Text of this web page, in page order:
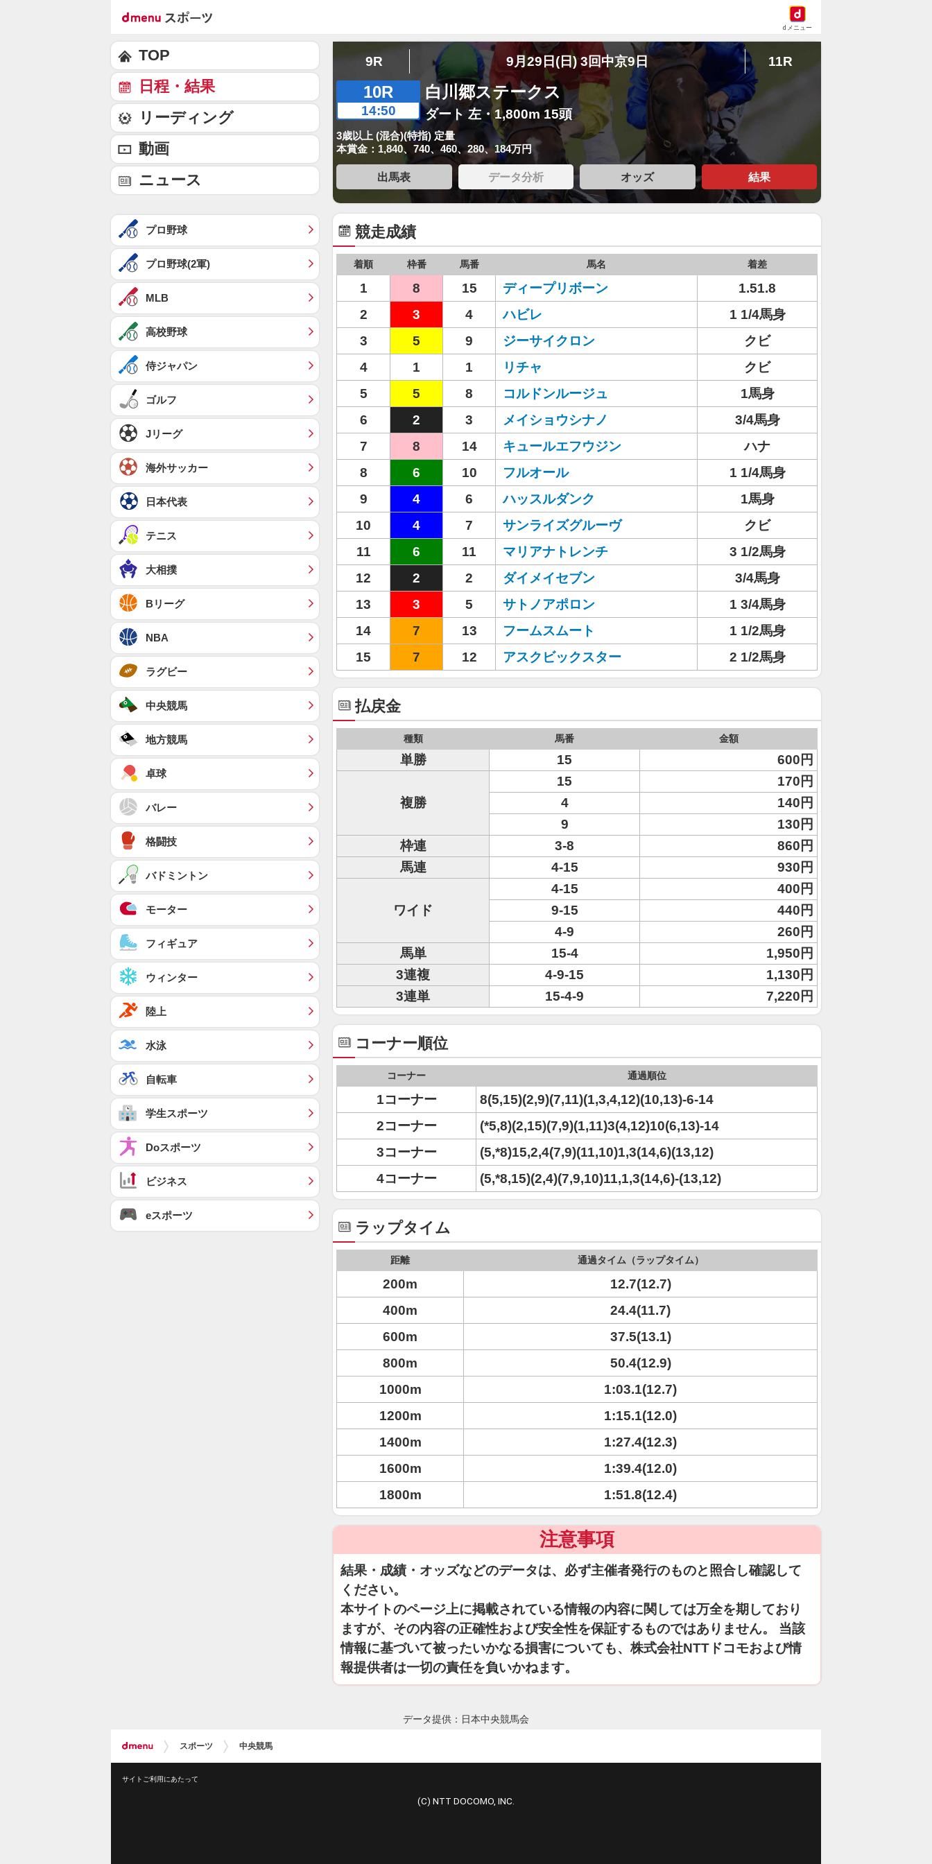
dメニュー
9R 9月29日(日) 3回中京9日 11R
10R
14:50
白川郷ステークス
ダート 左・1,800m 15頭
3歳以上 (混合)(特指) 定量
本賞金：1,840、740、460、280、184万円
出馬表 データ分析 オッズ 結果
競走成績
着順 枠番 馬番 馬名 着差
1 8 15 ディープリボーン
1.51.8
2
3 4 ハビレ
1 1/4馬身
3
5 9 ジーサイクロン
クビ
4
1 1 リチャ
クビ
5
5 8 コルドンルージュ
1馬身
6
2 3 メイショウシナノ
3/4馬身
7
8 14 キュールエフウジン
ハナ
8
6 10 フルオール
1 1/4馬身
9
4 6 ハッスルダンク
1馬身
10
4 7 サンライズグルーヴ
クビ
11
6 11 マリアナトレンチ
3 1/2馬身
12
2 2 ダイメイセブン
3/4馬身
13
3 5 サトノアポロン
1 3/4馬身
14
7 13 フームスムート
1 1/2馬身
15
7 12 アスクビックスター 2 1/2馬身
払戻金
種類 馬番 金額
単勝 15 600円
複勝
15
170円
4
140円
9
130円
枠連
3-8
860円
馬連
4-15 930円
ワイド
4-15
400円
9-15
440円
4-9
260円
馬単
15-4
1,950円
3連複
4-9-15
1,130円
3連単
15-4-9 7,220円
コーナー順位
コーナー 通過順位
1コーナー
8(5,15)(2,9)(7,11)(1,3,4,12)(10,13)-6-14
2コーナー
(*5,8)(2,15)(7,9)(1,11)3(4,12)10(6,13)-14
3コーナー
(5,*8)15,2,4(7,9)(11,10)1,3(14,6)(13,12)
4コーナー
(5,*8,15)(2,4)(7,9,10)11,1,3(14,6)-(13,12)
ラップタイム
距離 通過タイム（ラップタイム）
200m
12.7(12.7)
400m
24.4(11.7)
600m
37.5(13.1)
800m
50.4(12.9)
1000m
1:03.1(12.7)
1200m
1:15.1(12.0)
1400m
1:27.4(12.3)
1600m
1:39.4(12.0)
1800m
1:51.8(12.4)
注意事項
結果・成績・オッズなどのデータは、必ず主催者発行のものと照合し確認して
ください。
本サイトのページ上に掲載されている情報の内容に関しては万全を期しており
ますが、その内容の正確性および安全性を保証するものではありません。 当該
情報に基づいて被ったいかなる損害についても、株式会社NTTドコモおよび情
報提供者は一切の責任を負いかねます。
TOP
日程・結果
リーディング
動画
ニュース
プロ野球
プロ野球(2軍)
MLB
高校野球
侍ジャパン
ゴルフ
Jリーグ
海外サッカー
日本代表
テニス
大相撲
Bリーグ
NBA
ラグビー
中央競馬
地方競馬
卓球
バレー
格闘技
バドミントン
モーター
フィギュア
ウィンター
陸上
水泳
自転車
学生スポーツ
Doスポーツ
ビジネス
eスポーツ
データ提供：日本中央競馬会
スポーツ 中央競馬
サイトご利用にあたって
(C) NTT DOCOMO, INC.